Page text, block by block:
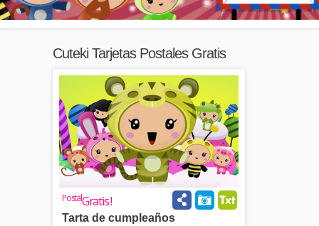
Cuteki Tarjetas Postales Gratis
PostalGratis !
Tarta de cumpleaños